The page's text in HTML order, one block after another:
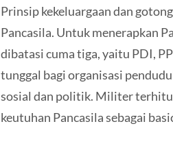
Prinsip kekeluargaan dan
Pancasila. Untuk menerapkan
dibatasi cuma tiga, yaitu PDI,
tunggal bagi organisasi
sosial dan politik. Militer
keutuhan Pancasila sebagai